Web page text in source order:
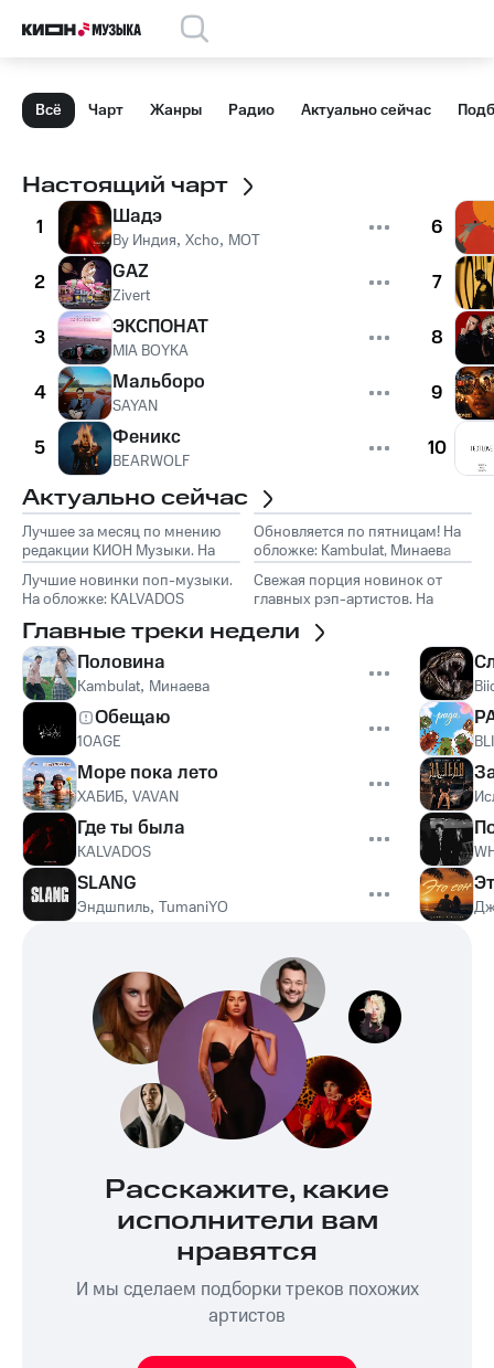
Всё Чарт Жанры Радио Актуально сейчас
Настоящий чарт
1 Шадэ
By Индия, Xcho, MOT
2 GAZ
Zivert
3 ЭКСПОНАТ
MIA BOYKA
4 Мальборо
SAYAN
5 Феникс
BEARWOLF
6
7
8
9
10
Актуально сейчас
Лучшее за месяц по мнению
редакции КИОН Музыки. На
обложке: Marselle
Обновляется по пятницам! На
обложке: Kambulat, Минаева
Лучшие новинки поп-музыки.
На обложке: KALVADOS
Свежая порция новинок от
главных рэп-артистов. На
Главные треки недели
Половина
Kambulat, Минаева
Обещаю
10AGE
Море пока лето
ХАБИБ, VAVAN
Где ты была
KALVADOS
SLANG
Эндшпиль, TumaniYO
Расскажите, какие
исполнители вам
нравятся
И мы сделаем подборки треков похожих
артистов